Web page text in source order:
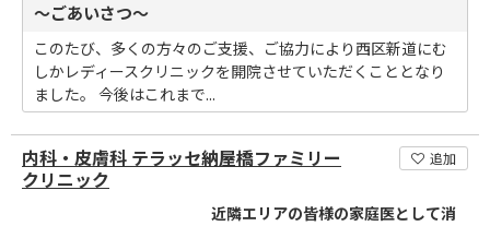
～ごあいさつ～
このたび、多くの方々のご支援、ご協力により西区新道にむ
しかレディースクリニックを開院させていただくこととなり
ました。 今後はこれまで...
内科・皮膚科 テラッセ納屋橋ファミリー
クリニック
追加
近隣エリアの皆様の家庭医として消